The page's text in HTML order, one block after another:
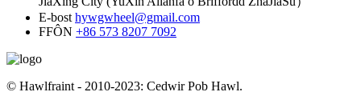
E-bost hywgwheel@gmail.com
FFÔN +86 573 8207 7092
© Hawlfraint - 2010-2023: Cedwir Pob Hawl.